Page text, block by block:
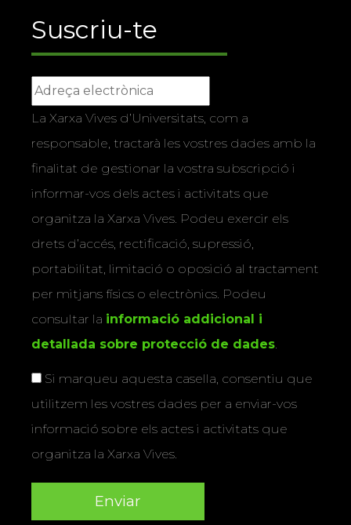
Suscriu-te
La Xarxa Vives d’Universitats, com a
responsable, tractarà les vostres dades amb la
finalitat de gestionar la vostra subscripció i
informar-vos dels actes i activitats que
organitza la Xarxa Vives. Podeu exercir els
drets d’accés, rectificació, supressió,
portabilitat, limitació o oposició al tractament
per mitjans físics o electrònics. Podeu
consultar la informació addicional i
detallada sobre protecció de dades
Si marqueu aquesta casella, consentiu que
utilitzem les vostres dades per a enviar-vos
informació sobre els actes i activitats que
organitza la Xarxa Vives.